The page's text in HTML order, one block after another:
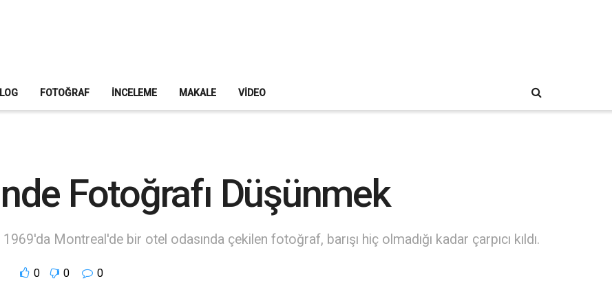
FOTOĞRAF İNCELEME MAKALE VIDEO
Fotoğrafı Düşünmek
Montreal'de bir otel odasında çekilen fotoğraf, barışı hiç olmadığı kadar çarpıcı kıldı.
0 0 0